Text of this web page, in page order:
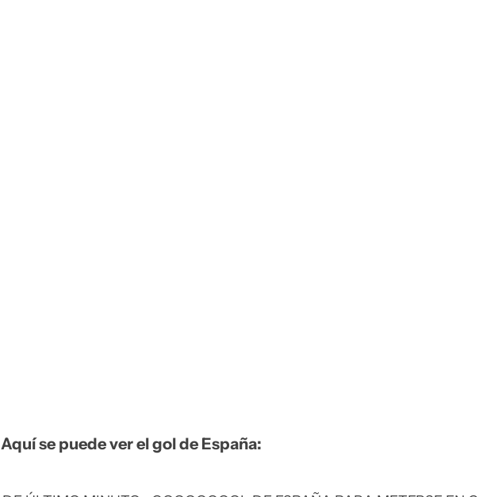
Aquí se puede ver el gol de España: